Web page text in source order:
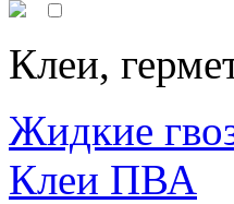
Клеи,
Жидкие
Клеи ПВА